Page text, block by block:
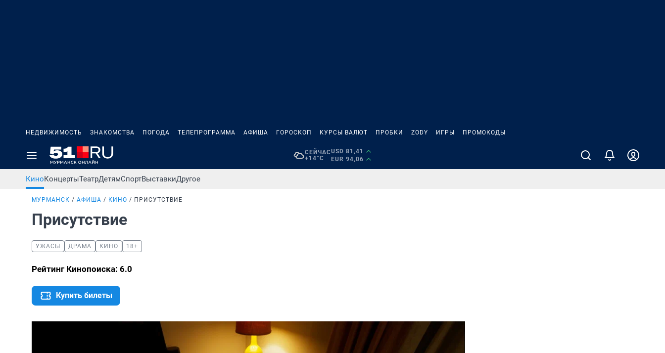
НЕДВИЖИМОСТЬ ЗНАКОМСТВА ПОГОДА ТЕЛЕПРОГРАММА АФИША ГОРОСКОП КУРСЫ ВАЛЮТ ПРОБКИ ZODY ИГРЫ ПРОМОКОДЫ
СЕЙЧАС
+14°C
USD 81,41
EUR 94,06
КиноКонцертыТеатрДетямСпортВыставкиДругое
МУРМАНСК АФИША КИНО ПРИСУТСТВИЕ
Присутствие
УЖАСЫ ДРАМА КИНО 18+
Рейтинг Кинопоиска: 6.0
Купить билеты